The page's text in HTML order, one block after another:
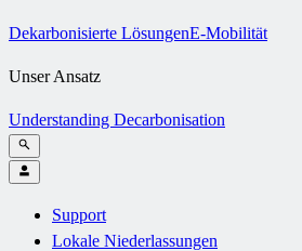
Dekarbonisierte LösungenE-Mobilität
Unser Ansatz
Understanding Decarbonisation
Support
Lokale Niederlassungen